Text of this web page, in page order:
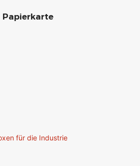
Papierkarte